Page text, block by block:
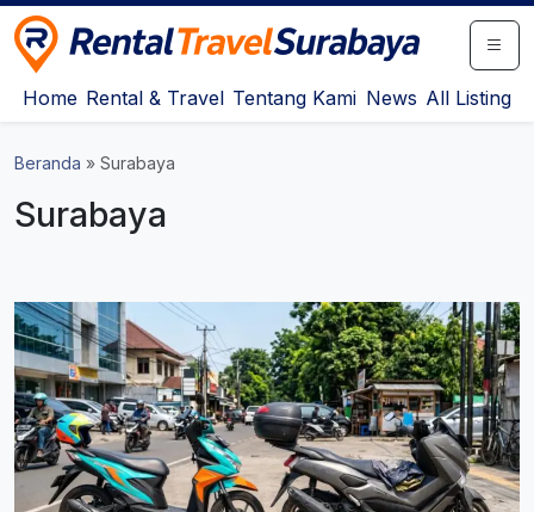
Rental Travel Surabaya
Pusat Iklan Rental Mobil, Motor & Travel Surabaya
Home Rental & Travel Tentang Kami News All Listing
Beranda » Surabaya
Surabaya